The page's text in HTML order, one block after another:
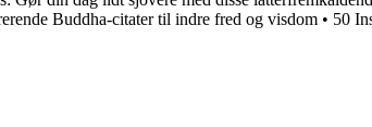
Buddha-citater til indre fred og visdom • 50